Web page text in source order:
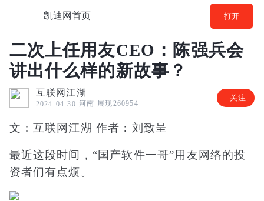
凯迪网首页 打开
二次上任用友CEO：陈强兵会
讲出什么样的新故事？
互联网江湖
2024-04-30 河南 展现260954
+关注
文：互联网江湖 作者：刘致呈
最近这段时间，“国产软件一哥”用友网络的投
资者们有点烦。